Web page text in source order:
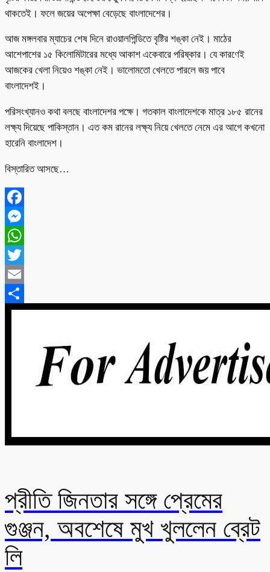
থাকতেই। ফলে জয়ের অপেক্ষা বেড়েছে বাংলাদেশের।
আজ মঙ্গলবার ম্যাচের শেষ দিনে রাওয়ালপিন্ডিতে বৃষ্টির শঙ্কা নেই। মাঠের
আশেপাশের ১৫ কিলোমিটারের মধ্যে আকাশ একেবারে পরিষ্কার। যে কারণেই
আজকের খেলা নিয়েও শঙ্কা নেই। ভালোমতো খেলতে পারলে জয় পাবে
বাংলাদেশই।
পরিসংখ্যানও কথা বলছে বাংলাদেশর পক্ষে। গতকাল বাংলাদেশকে মাত্র ১৮৫ রানের
লক্ষ্য দিয়েছে পাকিস্তান। এত কম রানের লক্ষ্য নিয়ে খেলতে নেমে এর আগে কখনো
হারেনি বাংলাদেশ।
বিস্তারিত আসছে…
Facebook
Messenger
WhatsApp
Twitter
Email
Share
প্রীতি জিনতার সঙ্গে প্রেমের
গুঞ্জন, অবশেষে মুখ খুললেন ব্রেট
লি